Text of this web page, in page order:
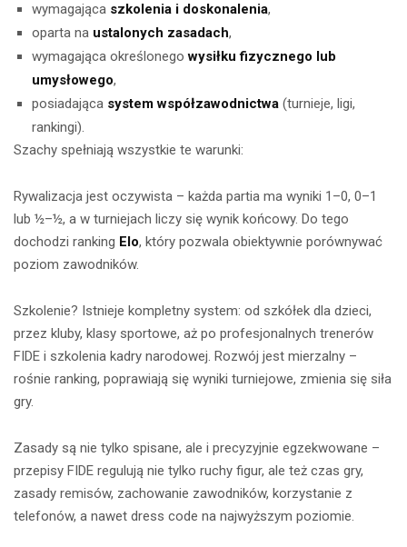
wymagająca szkolenia i doskonalenia,
oparta na ustalonych zasadach,
wymagająca określonegowysiłku fizycznego lub
umysłowego,
posiadająca system współzawodnictwa (turnieje, ligi,
rankingi).
Szachy spełniają wszystkie te warunki:
Rywalizacja jest oczywista – każda partia ma wyniki 1–0, 0–1
lub ½–½, a w turniejach liczy się wynik końcowy. Do tego
dochodzi ranking Elo, który pozwala obiektywnie porównywać
poziom zawodników.
Szkolenie? Istnieje kompletny system: od szkółek dla dzieci,
przez kluby, klasy sportowe, aż po profesjonalnych trenerów
FIDE i szkolenia kadry narodowej. Rozwój jest mierzalny –
rośnie ranking, poprawiają się wyniki turniejowe, zmienia się siła
gry.
Zasady są nie tylko spisane, ale i precyzyjnie egzekwowane –
przepisy FIDE regulują nie tylko ruchy figur, ale też czas gry,
zasady remisów, zachowanie zawodników, korzystanie z
telefonów, a nawet dress code na najwyższym poziomie.